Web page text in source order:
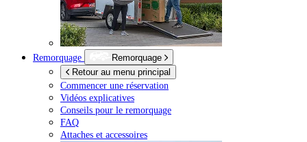
Remorquage
Remorquage
Retour au menu principal
Commencer une réservation
Vidéos explicatives
Conseils pour le remorquage
FAQ
Attaches et accessoires